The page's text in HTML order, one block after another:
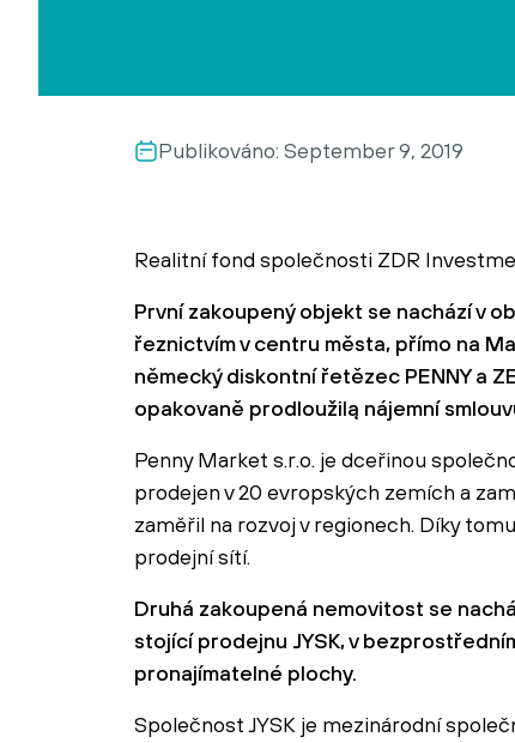
Publikováno: September 9, 2019
Realitní fond společnosti ZDR
První zakoupený objekt se nachází v
řeznictvím v centru města, přímo na
německý diskontní řetězec PENNY a
opakovaně prodloužilą nájemní
Penny Market s.r.o. je dceřinou
prodejen v 20 evropských zemích a
zaměřil na rozvoj v regionech. Díky
prodejní sítí.
Druhá zakoupená nemovitost se
stojící prodejnu JYSK, v
pronajímatelné plochy.
Společnost JYSK je mezinárodní